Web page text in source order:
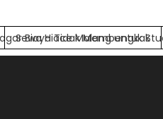
Biaya Tidak Membengkak
Sewa Hiace Malang untuk